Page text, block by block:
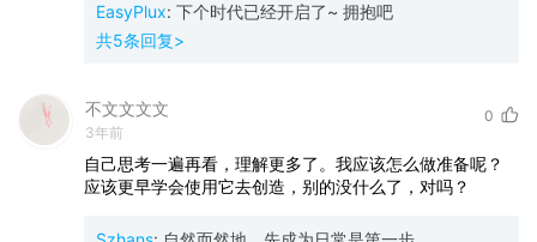
EasyPlux: 下个时代已经开启了~ 拥抱吧
共5条回复>
不文文文文
3年前
0
自己思考一遍再看，理解更多了。我应该怎么做准备呢？
应该更早学会使用它去创造，别的没什么了，对吗？